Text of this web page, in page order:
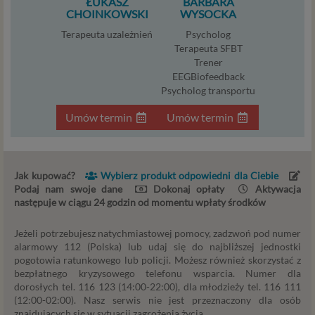
CHOINKOWSKI
Terapeuta uzależnień
Umów termin
WYSOCKA
Psycholog
Terapeuta SFBT
Trener
EEGBiofeedback
Psycholog transportu
Umów termin
Jak kupować?
Wybierz produkt odpowiedni dla Ciebie
Podaj nam swoje dane
Dokonaj opłaty
Aktywacja
następuje w ciągu 24 godzin od momentu wpłaty środków
Jeżeli potrzebujesz natychmiastowej pomocy, zadzwoń pod numer
alarmowy 112 (Polska) lub udaj się do najbliższej jednostki
pogotowia ratunkowego lub policji. Możesz również skorzystać z
bezpłatnego kryzysowego telefonu wsparcia. Numer dla
dorosłych tel. 116 123 (14:00-22:00), dla młodzieży tel. 116 111
(12:00-02:00). Nasz serwis nie jest przeznaczony dla osób
które przeglądarka wysyła do serwera przy
każdorazowym wejściu na stronę z tego urządzenia,
podczas gdy odwiedzasz różne strony w Internecie. W
każdej chwili możesz zmienić ustawienia swojej
przeglądarki, by ograniczyć lub wyłączyć funkcjonowanie
plików cookies oraz jak usunąć takie pliki z Twojego
Zaufani Partnerzy
koniecznym do prowadzenia serwisu i marketingowym.
Jeśli interesuje cię dokładna lista Zaufanych Partnerow,
Twoje uprawnienia
Zgodnie z RODO przysługują Ci następujące uprawnienia
wobec Twoich danych i ich przetwarzania przez nas i
Zaufanych Partnerów.